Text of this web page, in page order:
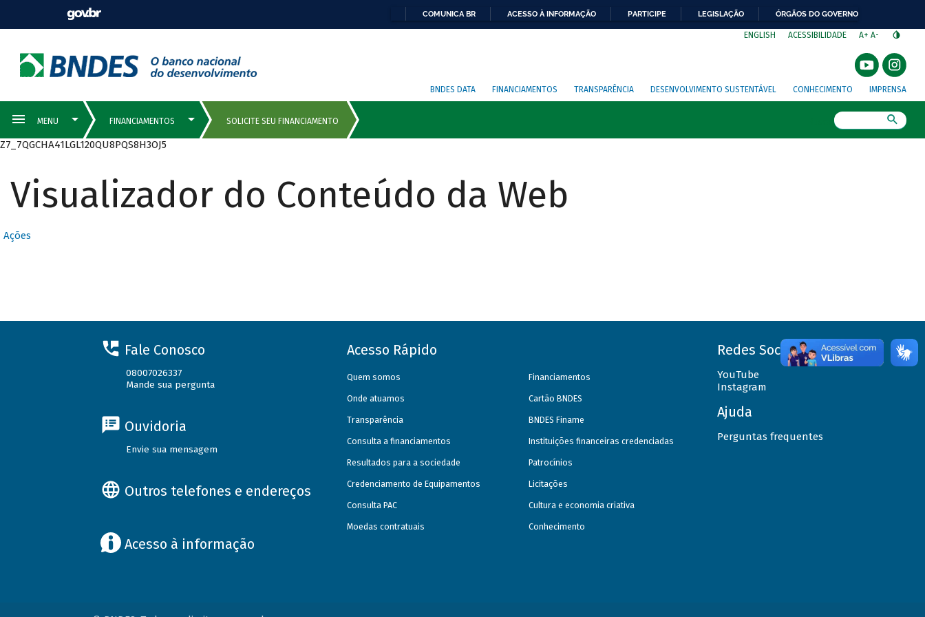
COMUNICA BR ACESSO À INFORMAÇÃO PARTICIPE LEGISLAÇÃO ÓRGÃOS DO GOVERNO
ENGLISH ACESSIBILIDADE A+ A-
BNDES DATA FINANCIAMENTOS TRANSPARÊNCIA DESENVOLVIMENTO SUSTENTÁVEL CONHECIMENTO IMPRENSA
Z7_7QGCHA41LGL120QU8PQS8H3OJ5
Visualizador do Conteúdo da Web
Ações
Fale Conosco
08007026337
Mande sua pergunta
Ouvidoria
Envie sua mensagem
Outros telefones e endereços
Acesso à informação
Acesso Rápido
Quem somos
Onde atuamos
Transparência
Consulta a financiamentos
Resultados para a sociedade
Credenciamento de Equipamentos
Consulta PAC
Moedas contratuais
Financiamentos
Cartão BNDES
BNDES Finame
Instituições financeiras credenciadas
Patrocínios
Licitações
Cultura e economia criativa
Conhecimento
Redes Sociais
YouTube
Instagram
Ajuda
Perguntas frequentes